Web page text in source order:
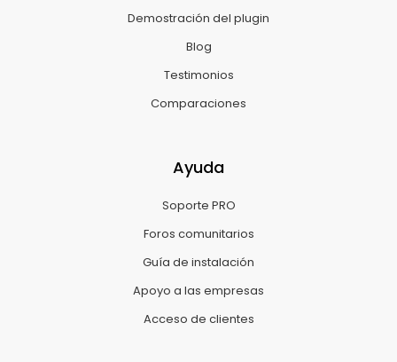
Demostración del plugin
Blog
Testimonios
Comparaciones
Ayuda
Soporte PRO
Foros comunitarios
Guía de instalación
Apoyo a las empresas
Acceso de clientes